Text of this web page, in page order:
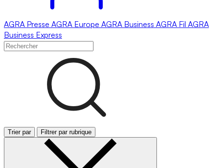
AGRA Presse AGRA Europe AGRA Business AGRA Fil AGRA
Business Express
Trier par Filtrer par rubrique